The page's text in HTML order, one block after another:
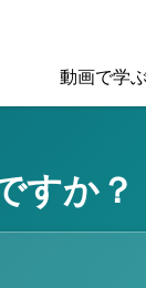
動画で学ぶ
すか？